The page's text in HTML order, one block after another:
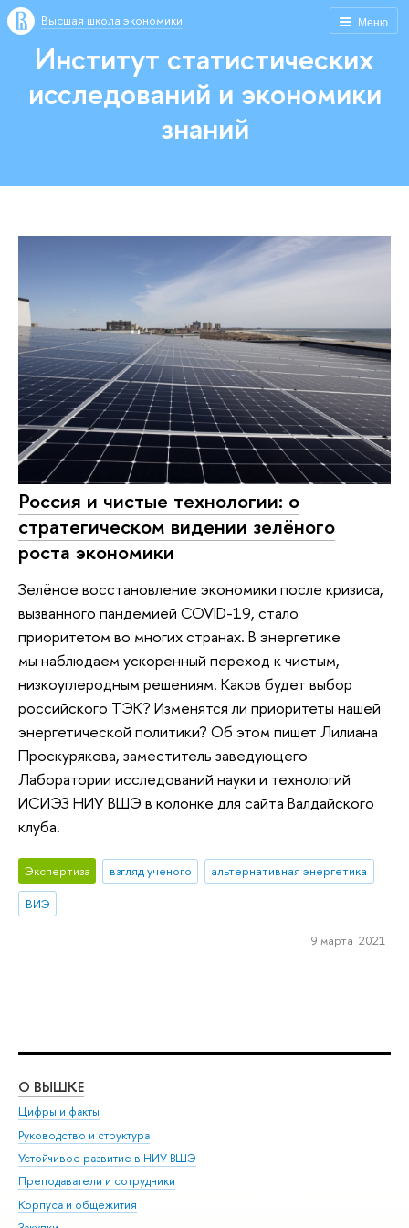
Меню
Высшая школа экономики
Институт статистических
исследований и экономики
знаний
Россия и чистые технологии: о
стратегическом видении зелёного
роста экономики
Зелёное восстановление экономики после кризиса,
вызванного пандемией COVID-19, стало
приоритетом во многих странах. В энергетике
мы наблюдаем ускоренный переход к чистым,
низкоуглеродным решениям. Каков будет выбор
российского ТЭК? Изменятся ли приоритеты нашей
энергетической политики? Об этом пишет Лилиана
Проскурякова, заместитель заведующего
Лаборатории исследований науки и технологий
ИСИЭЗ НИУ ВШЭ в колонке для сайта Валдайского
клуба.
Экспертиза взгляд ученого
альтернативная энергетика
ВИЭ
9 марта 2021
О ВЫШКЕ
Цифры и факты
Руководство и структура
Устойчивое развитие в НИУ ВШЭ
Преподаватели и сотрудники
Корпуса и общежития